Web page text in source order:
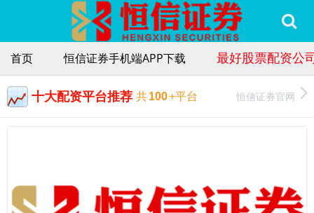
首页 恒信证券手机端APP下载 最好股票配资公
十大配资平台推荐 共100+平台 恒信证券官网